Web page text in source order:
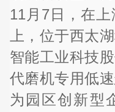
11月7日，在
上，位于西太
智能工业科技
代磨机专用低
为园区创新型